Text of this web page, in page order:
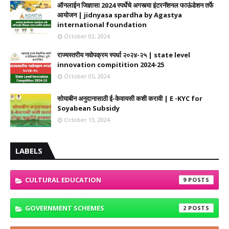
ऑनलाईन जिज्ञासा 2024 स्पर्धेचे अगस्त्या इंटरनॅशनल फाऊंडेशन तर्फे
आयोजन | jidnyasa spardha by Agastya
international foundation
October 02, 2024
राज्यस्तरीय नवोपक्रम स्पर्धा २०२४-२५ | state level
innovation compitition 2024-25
October 05, 2024
सोयाबीन अनुदानासाठी ई-केवायसी कशी करावी | E -KYC for
Soyabean Subsidy
October 13, 2024
LABELS
CULTURAL EDUCATION 9
GOVERNMENT SCHEMES 2